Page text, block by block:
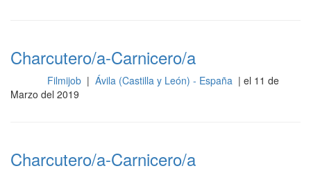
Charcutero/a-Carnicero/a
Filmijob | Ávila (Castilla y León) - España | el 11 de
Marzo del 2019
Charcutero/a-Carnicero/a